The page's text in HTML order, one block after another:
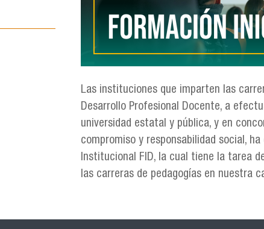
Las instituciones que imparten las
Desarrollo Profesional Docente, a
universidad estatal y pública, y en
compromiso y responsabilidad social,
Institucional FID, la cual tiene la tarea
las carreras de pedagogías en nuestra